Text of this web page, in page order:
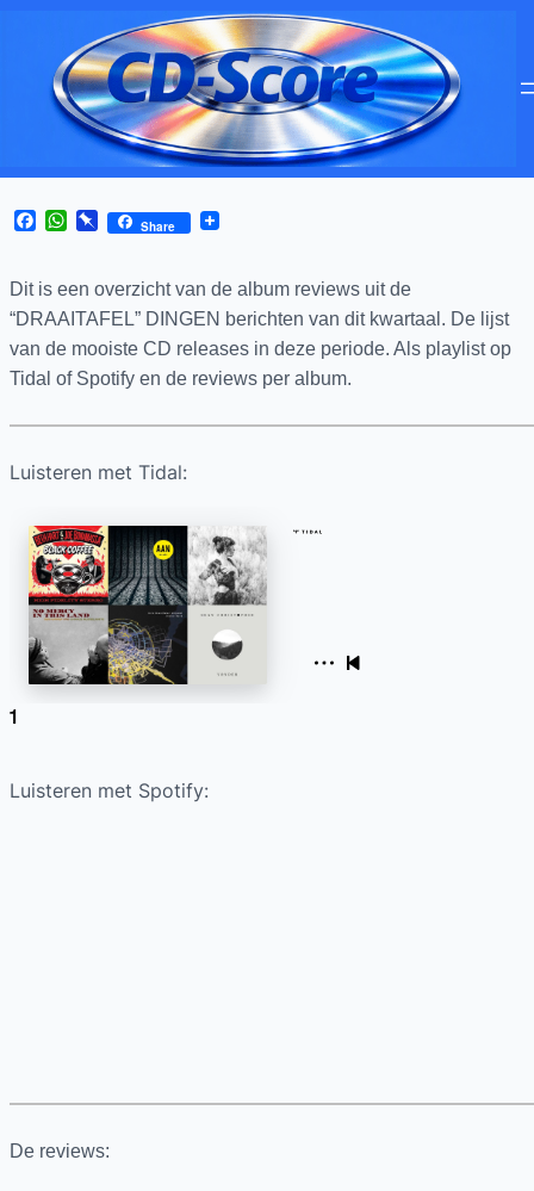
Facebook
WhatsApp
Pinboard
Share
Dit is een overzicht van de a lbum reviews uit de
“DRAAITAFEL” DINGEN berichten van dit kwartaal. De lijst
van de mooiste CD releases in deze periode. Als playlist op
Tidal of Spotify en de reviews per album.
Luisteren met Tidal:
Luisteren met Spotify:
De reviews: